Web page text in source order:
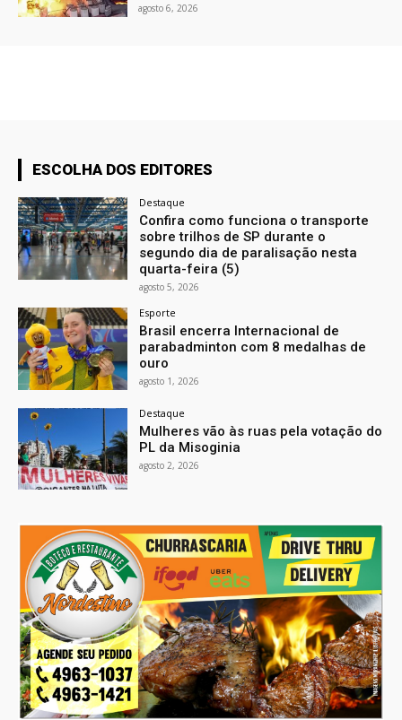
agosto 6, 2026
ESCOLHA DOS EDITORES
Destaque
Confira como funciona o transporte
sobre trilhos de SP durante o
segundo dia de paralisação nesta
quarta-feira (5)
agosto 5, 2026
Esporte
Brasil encerra Internacional de
parabadminton com 8 medalhas de
ouro
agosto 1, 2026
Destaque
Mulheres vão às ruas pela votação do
PL da Misoginia
agosto 2, 2026